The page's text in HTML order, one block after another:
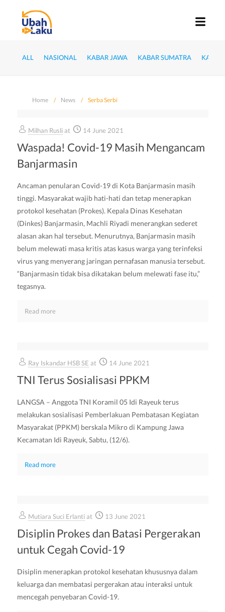
ALL NASIONAL KABAR JAWA KABAR SUMATRA
Home News Serba Serbi
Milhan Rusli at 14 June 2021
Waspada! Covid-19 Masih Mengancam
Banjarmasin
Ancaman penularan Covid-19 di Kota Banjarmasin masih
tinggi. Masyarakat wajib hati-hati dan tetap menerapkan
protokol kesehatan (Prokes). Kepala Dinas Kesehatan
(Dinkes) Banjarmasin, Machli Riyadi menerangkan sederet
alasan akan hal tersebut. Menurutnya, Banjarmasin masih
belum melewati masa kritis atas kasus warga yang terinfeksi
virus yang menyerang jaringan pernafasan manusia tersebut.
“Banjarmasin tidak bisa dikatakan belum melewati fase itu,”
tegasnya.
Read more
Ray Iskandar HSB SE at 14 June 2021
TNI Terus Sosialisasi PPKM
LANGSA – Anggota TNI Koramil 05 Idi Rayeuk terus
melakukan sosialisasi Pemberlakuan Pembatasan Kegiatan
Masyarakat (PPKM) berskala Mikro di Kampung Jawa
Kecamatan Idi Rayeuk, Sabtu, (12/6).
Read more
Mutiara Suci Erlanti at 13 June 2021
Disiplin Prokes dan Batasi Pergerakan
untuk Cegah Covid-19
Disiplin menerapkan protokol kesehatan khususnya dalam
keluarga dan membatasi pergerakan atau interaksi untuk
mencegah penyebaran Covid-19.